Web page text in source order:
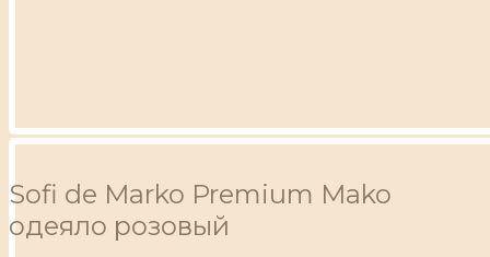
Sofi de Marko Premium Mako
одеяло розовый